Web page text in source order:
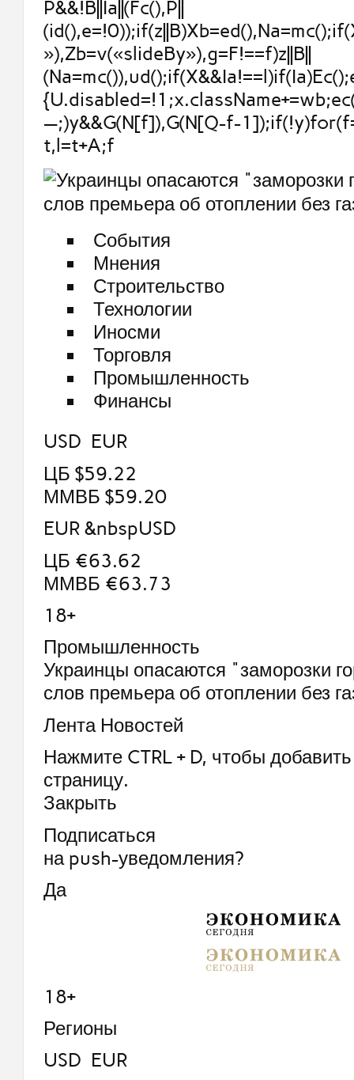
P&&!B||Ia||(Fc(),P||
»),Zb=v(«slideBy»),g=F!==f)z||B||
—;)y&&G(N[f]),G(N[Q-f-
t,l=t+A;f
События
Мнения
Строительство
Технологии
Иносми
Торговля
Промышленность
Финансы
USD EUR
ЦБ $59.22
ММВБ $59.20
EUR &nbspUSD
ЦБ €63.62
ММВБ €63.73
18+
Промышленность
Украинцы опасаются "заморозки
слов премьера об отоплении без
Лента Новостей
Нажмите CTRL + D, чтобы добавить
страницу.
Закрыть
Подписаться
на push-уведомления?
Да
18+
Регионы
USD EUR